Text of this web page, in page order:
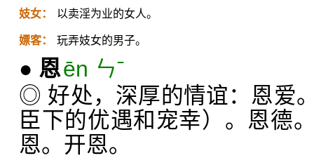
妓女： 以卖淫为业的女人。
嫖客： 玩弄妓女的男子。
● 恩ēn ㄣˉ
◎ 好处，深厚的情谊：恩爱
臣下的优遇和宠幸）。恩德
恩。开恩。